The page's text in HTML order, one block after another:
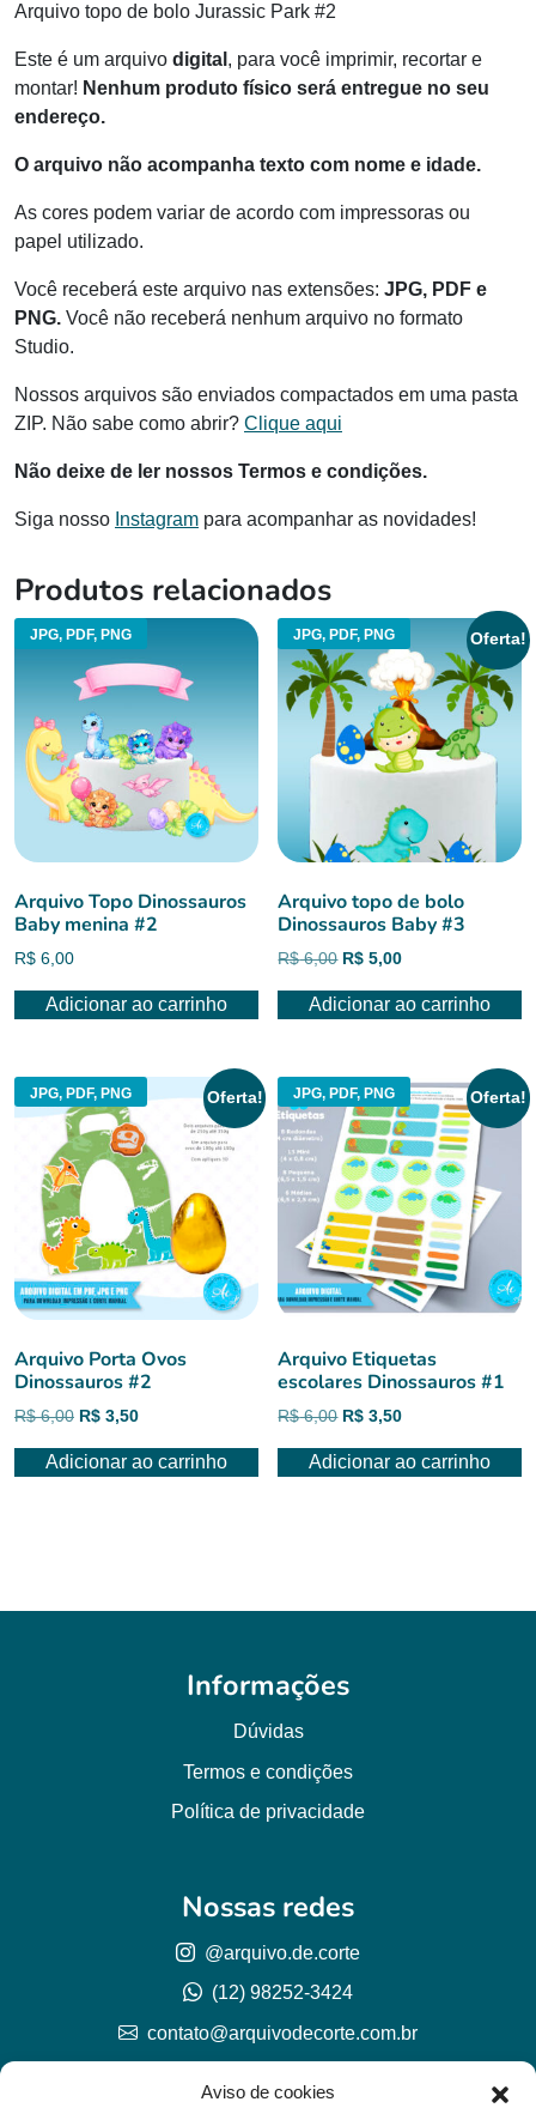
Aviso de cookies
Arquivo topo de bolo Jurassic Park #2
Este é um arquivo digital , para você imprimir, recortar e
montar! Nenhum produto físico será entregue no seu
endereço.
O arquivo não acompanha texto com nome e idade.
As cores podem variar de acordo com impressoras ou
papel utilizado.
Você receberá este arquivo nas extensões: JPG, PDF e
PNG. Você não receberá nenhum arquivo no formato
Studio.
Nossos arquivos são enviados compactados em uma pasta
ZIP. Não sabe como abrir? Clique aqui
Não deixe de ler nossos Termos e condições.
Siga nosso Instagram para acompanhar as novidades!
Produtos relacionados
JPG, PDF, PNG
Arquivo Topo Dinossauros
Baby menina #2
R$ 6,00
Adicionar ao carrinho
JPG, PDF, PNG Oferta!
Arquivo topo de bolo
Dinossauros Baby #3
R$6,00 O
original
R$ 5,00O
atual
Adicionar ao carrinho
JPG, PDF, PNG Oferta!
Arquivo Porta Ovos
Dinossauros #2
R$6,00 O
original
R$ 3,50O
atual
Adicionar ao carrinho
JPG, PDF, PNG Oferta!
Arquivo Etiquetas
escolares Dinossauros #1
R$6,00 O
original
R$ 3,50O
atual
Adicionar ao carrinho
Informações
Dúvidas
Termos e condições
Política de privacidade
Nossas redes
@arquivo.de.corte
(12) 98252-3424
contato@arquivodecorte.com.br